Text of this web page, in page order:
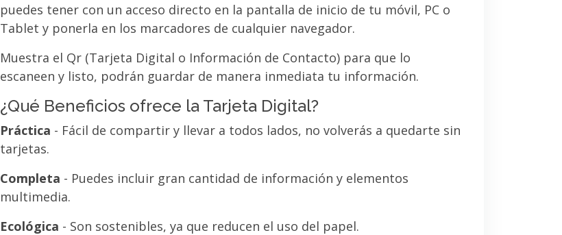
puedes tener con un acceso directo en la pantalla de inicio de tu móvil, PC o
Tablet y ponerla en los marcadores de cualquier navegador.
Muestra el Qr (Tarjeta Digital o Información de Contacto) para que lo
escaneen y listo, podrán guardar de manera inmediata tu información.
¿Qué Beneficios ofrece la Tarjeta Digital?
Práctica - Fácil de compartir y llevar a todos lados, no volverás a quedarte sin
tarjetas.
Completa - Puedes incluir gran cantidad de información y elementos
multimedia.
Ecológica - Son sostenibles, ya que reducen el uso del papel.